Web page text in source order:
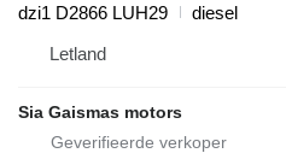
dzi1 D2866 LUH29
diesel
Letland
Sia Gaismas motors